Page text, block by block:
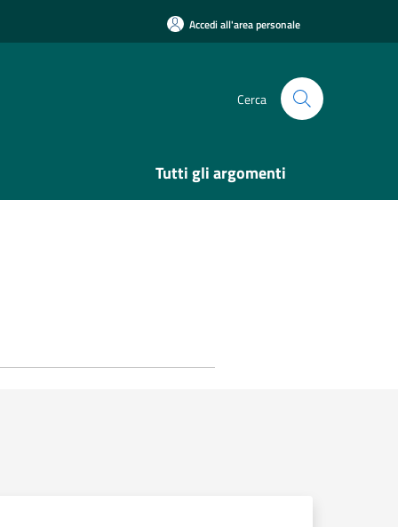
Accedi all'area personale
Cerca
Tutti gli argomenti